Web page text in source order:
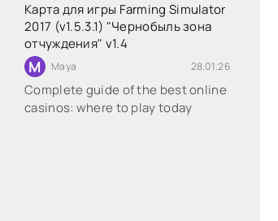
Карта для игры Farming Simulator
2017 (v1.5.3.1) "Чернобыль зона
отчуждения" v1.4
M Maya 28.01.26
Complete guide of the best online
casinos: where to play today